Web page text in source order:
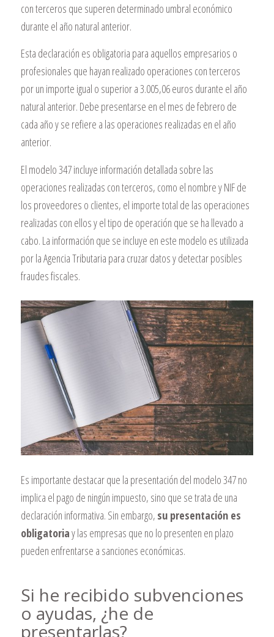
con terceros que superen determinado umbral económico
durante el año natural anterior.
Esta declaración es obligatoria para aquellos empresarios o
profesionales que hayan realizado operaciones con terceros
por un importe igual o superior a 3.005,06 euros durante el año
natural anterior. Debe presentarse en el mes de febrero de
cada año y se refiere a las operaciones realizadas en el año
anterior.
El modelo 347 incluye información detallada sobre las
operaciones realizadas con terceros, como el nombre y NIF de
los proveedores o clientes, el importe total de las operaciones
realizadas con ellos y el tipo de operación que se ha llevado a
cabo. La información que se incluye en este modelo es utilizada
por la Agencia Tributaria para cruzar datos y detectar posibles
fraudes fiscales.
Es importante destacar que la presentación del modelo 347 no
implica el pago de ningún impuesto, sino que se trata de una
declaración informativa. Sin embargo, su presentación es
obligatoriay las empresas que no lo presenten en plazo
pueden enfrentarse a sanciones económicas.
Si he recibido subvenciones
o ayudas, ¿he de
presentarlas?